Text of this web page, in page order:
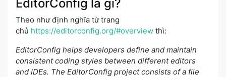
EditorConfig là gì?
Theo như định nghĩa từ trang
chủ https://editorconfig.org/#overview thì:
EditorConfig helps developers define and maintain
consistent coding styles between different editors
and IDEs. The EditorConfig project consists of a file